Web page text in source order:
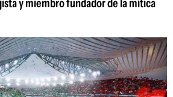
y miembro fundador de la mítica